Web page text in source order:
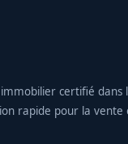
certifié dans
rapide pour la vente